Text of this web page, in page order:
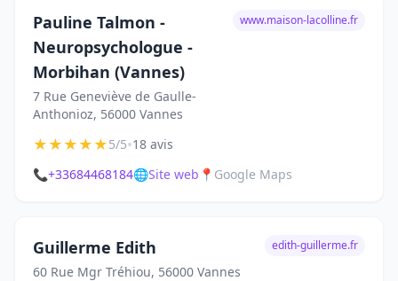
Pauline Talmon -
Neuropsychologue -
Morbihan (Vannes)
7 Rue Geneviève de Gaulle-
Anthonioz, 56000 Vannes
www.maison-lacolline.fr
★★★★★5/5•18 avis
📞+33684468184🌐Site web 📍 Google Maps
Guillerme Edith
60 Rue Mgr Tréhiou, 56000 Vannes
edith-guillerme.fr